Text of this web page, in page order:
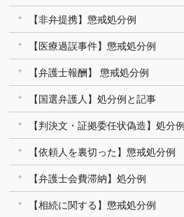
【非弁提携】懲戒処分例
【医療過誤事件】懲戒処分例
【弁護士報酬】 懲戒処分例
【国選弁護人】処分例と記事
【判決文・証拠委任状偽造】処分例
【依頼人を裏切った】懲戒処分例
【弁護士会費滞納】処分例
【相続に関する】懲戒処分例